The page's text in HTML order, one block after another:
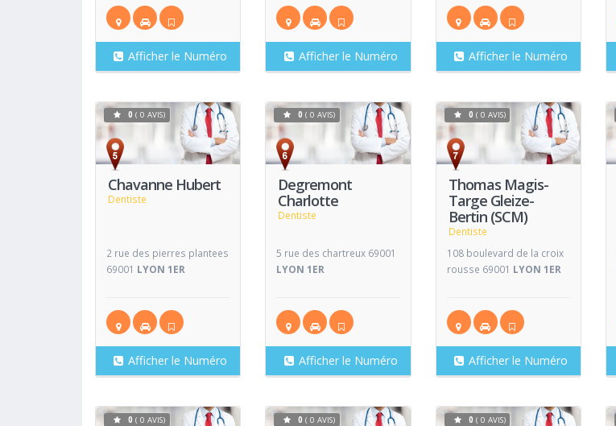
Afficher le Numéro Afficher le Numéro Afficher le Numéro
Chavanne Hubert
Dentiste
Voir
0 ( 0 AVIS)
2 rue des pierres plantees
69001 LYON 1ER
Afficher le Numéro
Degremont
Charlotte
Dentiste
Voir
Fiche
0( 0 AVIS)
5 rue des chartreux 69001
LYON 1ER
Afficher le Numéro
Thomas Magis-
Targe Gleize-
Bertin (SCM)
Dentiste
Voir
Fiche
0 ( 0 AVIS)
108 boulevard de la croix
rousse 69001 LYON 1ER
Afficher le Numéro
Fiche
0 ( 0 AVIS) 0( 0 AVIS) 0 ( 0 AVIS)